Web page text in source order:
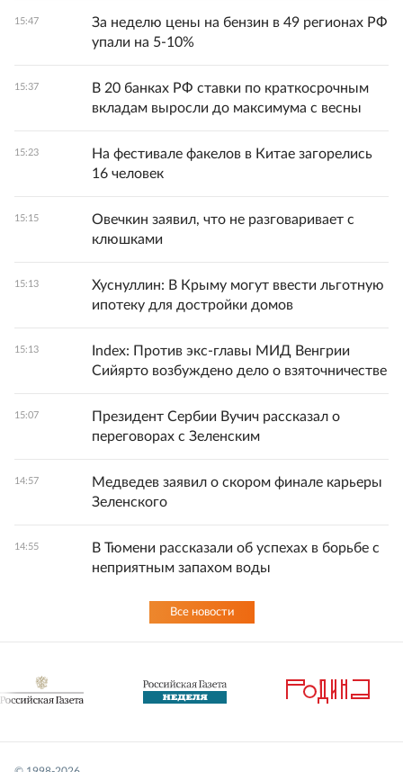
15:47
За неделю цены на бензин в 49 регионах РФ
упали на 5-10%
15:37
В 20 банках РФ ставки по краткосрочным
вкладам выросли до максимума с весны
15:23
На фестивале факелов в Китае загорелись
16 человек
15:15
Овечкин заявил, что не разговаривает с
клюшками
15:13
Хуснуллин: В Крыму могут ввести льготную
ипотеку для достройки домов
15:13
Index: Против экс-главы МИД Венгрии
Сийярто возбуждено дело о взяточничестве
15:07
Президент Сербии Вучич рассказал о
переговорах с Зеленским
14:57
Медведев заявил о скором финале карьеры
Зеленского
14:55
В Тюмени рассказали об успехах в борьбе с
неприятным запахом воды
Все новости